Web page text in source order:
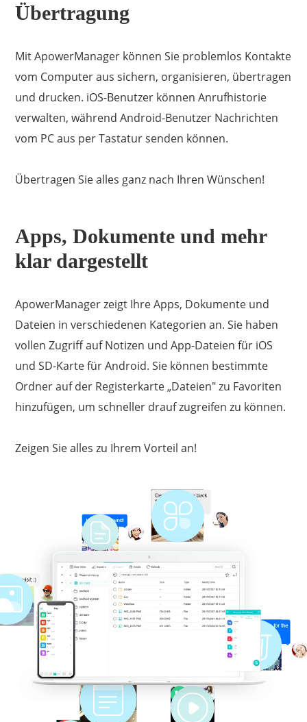
Kaufe 1 erhalte 1 gratis
Übertragung
Mit ApowerManager können Sie problemlos Kontakte
vom Computer aus sichern, organisieren, übertragen
und drucken. iOS-Benutzer können Anrufhistorie
verwalten, während Android-Benutzer Nachrichten
vom PC aus per Tastatur senden können.
Übertragen Sie alles ganz nach Ihren Wünschen!
Apps, Dokumente und mehr
klar dargestellt
ApowerManager zeigt Ihre Apps, Dokumente und
Dateien in verschiedenen Kategorien an. Sie haben
vollen Zugriff auf Notizen und App-Dateien für iOS
und SD-Karte für Android. Sie können bestimmte
Ordner auf der Registerkarte „Dateien" zu Favoriten
hinzufügen, um schneller drauf zugreifen zu können.
Zeigen Sie alles zu Ihrem Vorteil an!